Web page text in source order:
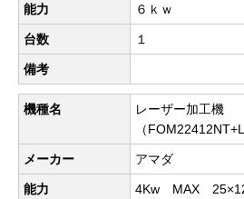
能力 ６ｋｗ
台数 １
備考
機種名
レーザー加工機
（
メーカー アマダ
能力 4Kw MAX